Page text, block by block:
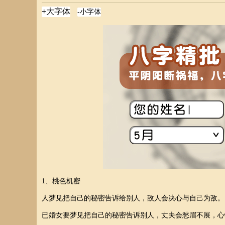
1、桃色机密
人梦见把自己的秘密告诉给别人，敌人会决心与自己为敌。
已婚女要梦见把自己的秘密告诉别人，丈夫会愁眉不展，